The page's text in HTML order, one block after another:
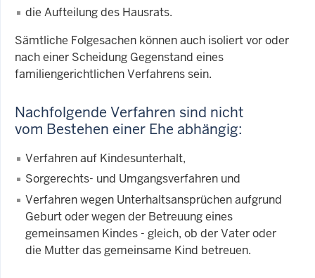
die Aufteilung des Hausrats.
Sämtliche Folgesachen können auch isoliert vor oder
nach einer Scheidung Gegenstand eines
familiengerichtlichen Verfahrens sein.
Nachfolgende Verfahren sind nicht
vom Bestehen einer Ehe abhängig:
Verfahren auf Kindesunterhalt,
Sorgerechts- und Umgangsverfahren und
Verfahren wegen Unterhaltsansprüchen aufgrund
Geburt oder wegen der Betreuung eines
gemeinsamen Kindes - gleich, ob der Vater oder
die Mutter das gemeinsame Kind betreuen.